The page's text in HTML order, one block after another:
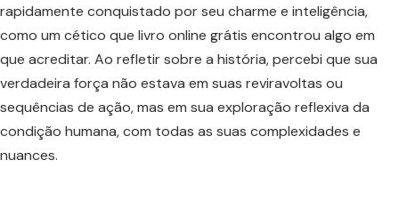
rapidamente conquistado por seu charme e inteligência,
como um cético que livro online grátis encontrou algo em
que acreditar. Ao refletir sobre a história, percebi que sua
verdadeira força não estava em suas reviravoltas ou
sequências de ação, mas em sua exploração reflexiva da
condição humana, com todas as suas complexidades e
nuances.